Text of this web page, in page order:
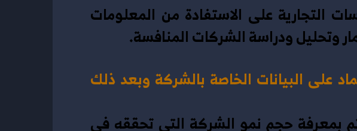
وتحليل ودراسة الشركات المنافسة.